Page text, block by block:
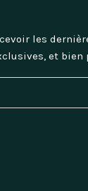
les
et bien